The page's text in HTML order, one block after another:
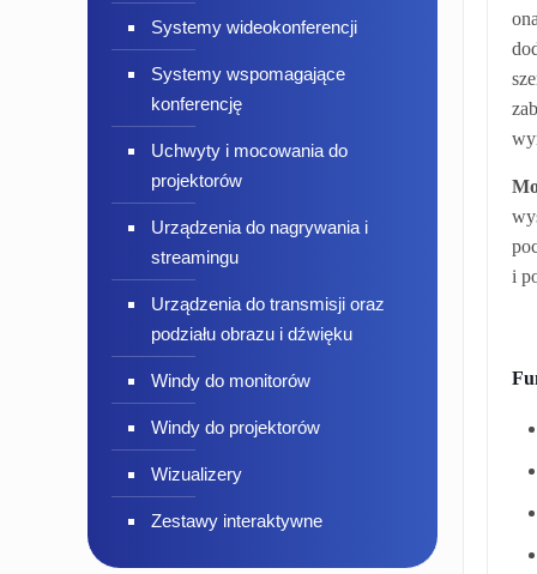
i
Systemy wideokonferencji
Systemy wspomagające
konferencję
Uchwyty i mocowania do
projektorów
Urządzenia do nagrywania i
streamingu
Urządzenia do transmisji oraz
podziału obrazu i dźwięku
Windy do monitorów
Windy do projektorów
Wizualizery
Zestawy interaktywne